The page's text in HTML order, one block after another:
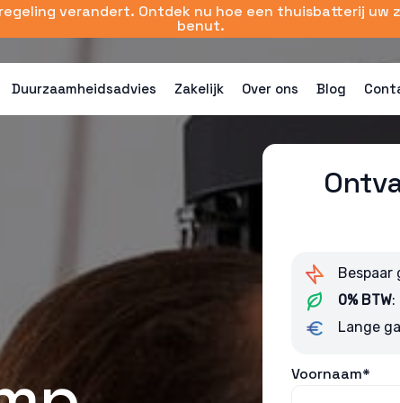
verandert. Ontdek nu hoe een thuisbatterij uw
benut.
Duurzaamheidsadvies Zakelijk Over ons Blog
Bespaar
0% BTW:
Lange
Voornaam*